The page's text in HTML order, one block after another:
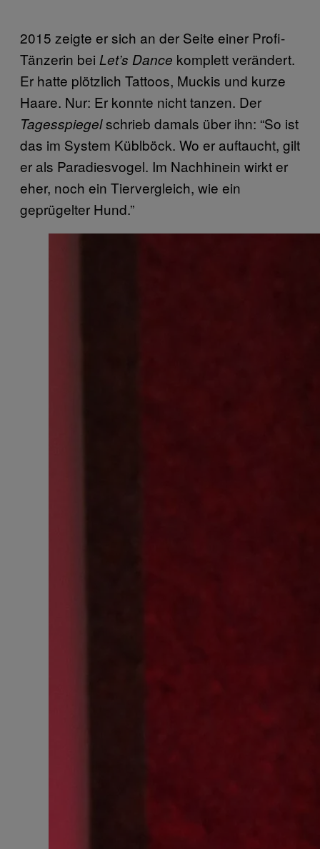
2015 zeigte er sich an der Seite einer Profi-
Tänzerin bei Let’s Dance komplett verändert.
Er hatte plötzlich Tattoos, Muckis und kurze
Haare. Nur: Er konnte nicht tanzen. Der
Tagesspiegelschrieb damals über ihn: “So ist
das im System Küblböck. Wo er auftaucht, gilt
er als Paradiesvogel. Im Nachhinein wirkt er
eher, noch ein Tiervergleich, wie ein
geprügelter Hund.”